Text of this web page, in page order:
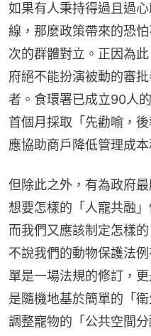
如果有人秉持得過且過
線，那麼政策帶來的恐
次的群體對立。正因為
府絕不能扮演被動的審
者。食環署已成立90人
首個月採取「先勸喻，
應協助商戶降低管理成本
但除此之外，有為政府
想要怎樣的「人寵共融
而我們又應該制定怎樣
不說我們的動物保護法
單是一場法規的修訂，
是隨機地基於簡單的「
調整寵物的「公共空間